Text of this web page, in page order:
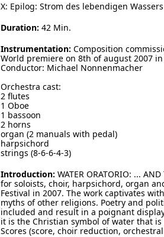
X: Epilog: Strom des lebendigen
Duration: 42 Min.
Instrumentation: Composition
World premiere on 8th of august 2007
Conductor: Michael Nonnenmacher
Orchestra cast:
2 flutes
1 Oboe
1 bassoon
2 horns
organ (2 manuals with pedal)
harpsichord
strings (8-6-6-4-3)
Introduction: WATER ORATORIO: ... AND
for soloists, choir, harpsichord, organ
Festival in 2007. The work captivates
myths of other religions. Poetry and
included and result in a poignant
it is the Christian symbol of water that
Scores (score, choir reduction,